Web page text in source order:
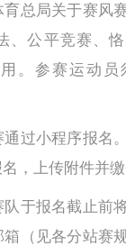
局关于赛风
、公平竞赛、
。参赛运动员
小程序报名。
，上传附件并缴
报名截止前
（见各分站赛